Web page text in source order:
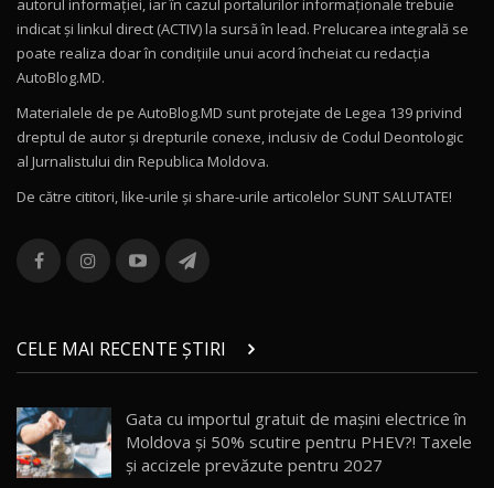
16:27
11
Noul Volvo ES90 / Test Drive AutoBlog.MD
12
Noul MG HS / Test Drive AutoBlog.MD
16:48
13
combină aventura cu luxul / AutoBlog.MD
36:08
chinez care face lumea să se întoarcă după el
/ AutoBlog.MD
17:27
15 14:37
autorul informației, iar în cazul portalurilor informaționale trebuie
indicat și linkul direct (ACTIV) la sursă în lead. Prelucarea integrală se
poate realiza doar în condițiile unui acord încheiat cu redacţia
AutoBlog.MD.
Materialele de pe AutoBlog.MD sunt protejate de Legea 139 privind
dreptul de autor și drepturile conexe, inclusiv de Codul Deontologic
al Jurnalistului din Republica Moldova.
De către cititori, like-urile şi share-urile articolelor SUNT SALUTATE!
CELE MAI RECENTE ȘTIRI
Gata cu importul gratuit de mașini electrice în
Moldova și 50% scutire pentru PHEV?! Taxele
și accizele prevăzute pentru 2027